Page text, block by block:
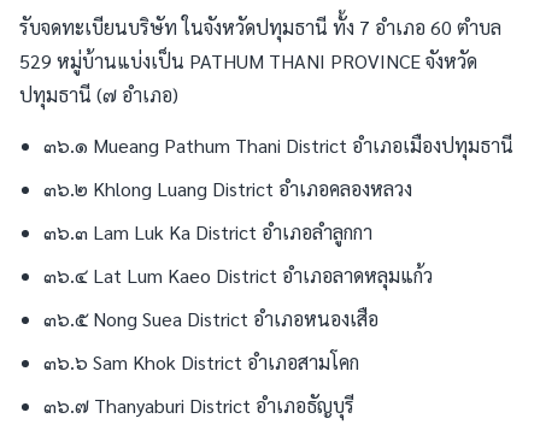
รับจดทะเบียนบริษัท ในจังหวัดปทุมธานี ทั้ง 7 อำเภอ 60 ตำบล
529 หมู่บ้านแบ่งเป็น PATHUM THANI PROVINCE จังหวัด
ปทุมธานี (๗ อำเภอ)
๓๖.๑ Mueang Pathum Thani District อำเภอเมืองปทุมธานี
๓๖.๒ Khlong Luang District อำเภอคลองหลวง
๓๖.๓ Lam Luk Ka District อำเภอลำลูกกา
๓๖.๔ Lat Lum Kaeo District อำเภอลาดหลุมแก้ว
๓๖.๕ Nong Suea District อำเภอหนองเสือ
๓๖.๖ Sam Khok District อำเภอสามโคก
๓๖.๗ Thanyaburi District อำเภอธัญบุรี